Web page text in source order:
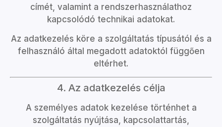
címét, valamint a rendszerhasználathoz
kapcsolódó technikai adatokat.
Az adatkezelés köre a szolgáltatás típusától és a
felhasználó által megadott adatoktól függően
eltérhet.
4. Az adatkezelés célja
A személyes adatok kezelése történhet a
szolgáltatás nyújtása, kapcsolattartás,